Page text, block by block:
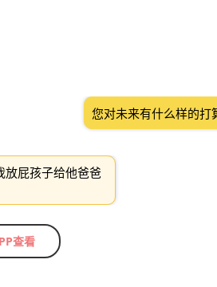
您对未来有什么样的打
放屁孩子给他爸爸
查看